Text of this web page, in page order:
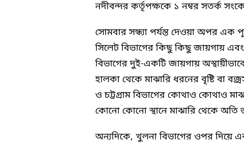
নদীবন্দর কর্তৃপক্ষকে ১ নম্বর সতর্ক
সোমবার সন্ধ্যা পর্যন্ত দেওয়া অপর এক
সিলেট বিভাগের কিছু কিছু জায়গায়
বিভাগের দুই-একটি জায়গায়
হালকা থেকে মাঝারি ধরনের বৃষ্টি বা
ও চট্টগ্রাম বিভাগের কোথাও কোথাও
কোনো কোনো স্থানে মাঝারি থেকে অতি
অন্যদিকে, খুলনা বিভাগের ওপর দিয়ে